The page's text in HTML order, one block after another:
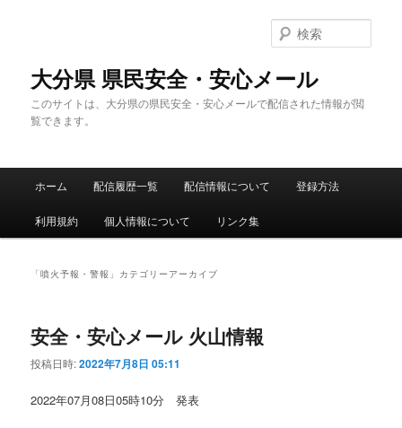
大分県 県民安全・安心メール
このサイトは、大分県の県民安全・安心メールで配信された情報が閲
覧できます。
索
メ
ホーム 配信履歴一覧 配信情報について 登録方法
利用規約 個人情報について リンク集
「噴火予報・警報 」カテゴリーアーカイブ
安全・安心メール 火山情報
投稿日時:2022年7月8日 05:11
2022年07月08日05時10分 発表